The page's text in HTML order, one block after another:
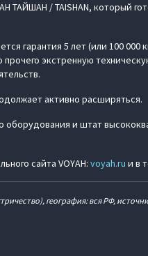
ТАЙШАН / TAISHAN, который
гарантия 5 лет (или 100 000
экстренную
активно расширяться.
и штат
сайта VOYAH: voyah.ru и в
география: вся РФ,